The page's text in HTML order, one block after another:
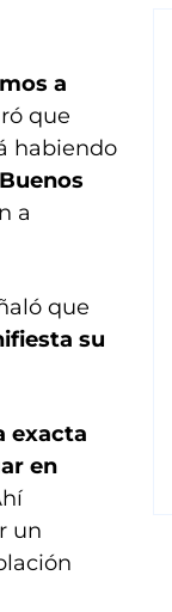
a
que
habiendo
a
que
su
exacta
en
un